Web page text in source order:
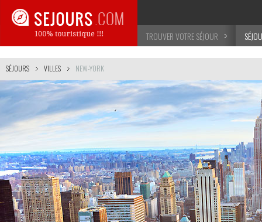
TROUVER VOTRE SÉJOUR
SÉJOURS VILLES NEW-YORK